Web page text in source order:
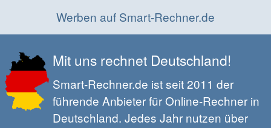
Werben auf Smart-Rechner.de
Mit uns rechnet Deutschland!
Smart-Rechner.de ist seit 2011 der
führende Anbieter für Online-Rechner in
Deutschland. Jedes Jahr nutzen über